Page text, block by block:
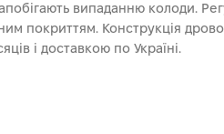
випаданню колоди.
Конструкція
і доставкою по Україні.